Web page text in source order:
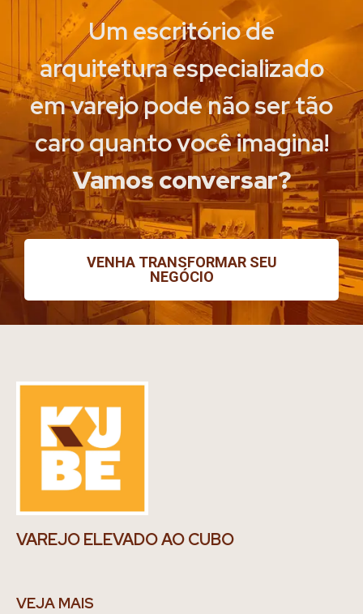
Um escritório de
arquitetura especializado
em varejo pode não ser tão
caro quanto você imagina!
Vamos conversar?
VENHA TRANSFORMAR SEU
NEGÓCIO
VAREJO ELEVADO AO CUBO
VEJA MAIS